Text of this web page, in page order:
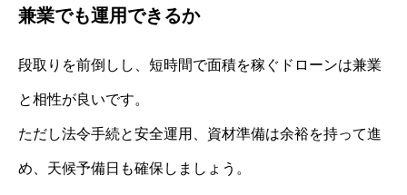
兼業でも運用できるか
段取りを前倒しし、短時間で面積を稼ぐドローンは兼業
と相性が良いです。
ただし法令手続と安全運用、資材準備は余裕を持って進
め、天候予備日も確保しましょう。